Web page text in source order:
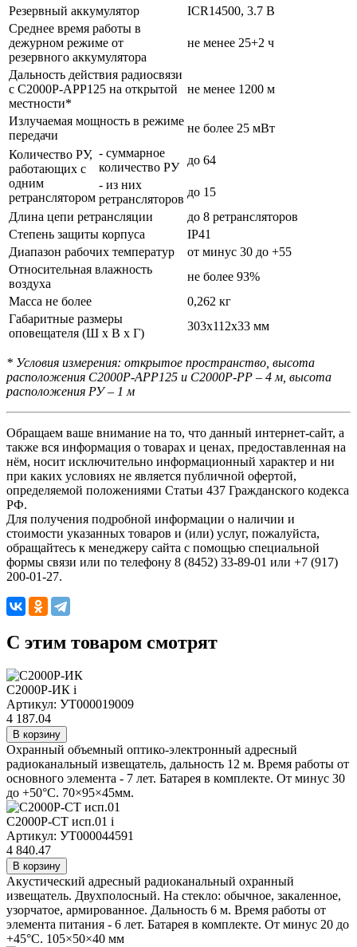
Резервный аккумулятор
ICR14500, 3.7 В
Среднее время работы в
дежурном режиме от
резервного аккумулятора
не менее 25+2 ч
Дальность действия радиосвязи
с С2000Р-АРР125 на открытой
местности*
не менее 1200 м
Излучаемая мощность в режиме
передачи
не более 25 мВт
Количество РУ,
работающих с
одним
ретранслятором
- суммарное
количество РУ
до 64
- из них
ретрансляторов
до 15
Длина цепи ретрансляции
до 8 ретрансляторов
Степень защиты корпуса
IP41
Диапазон рабочих температур
от минус 30 до +55
Относительная влажность
воздуха
не более 93%
Масса не более
0,262 кг
Габаритные размеры
оповещателя (Ш х В х Г)
303х112х33 мм
* Условия измерения: открытое пространство, высота
расположения С2000Р-АРР125 и С2000Р-РР – 4 м, высота
расположения РУ – 1 м
Обращаем ваше внимание на то, что данный интернет-сайт, а
также вся информация о товарах и ценах, предоставленная на
нём, носит исключительно информационный характер и ни
при каких условиях не является публичной офертой,
определяемой положениями Статьи 437 Гражданского кодекса
РФ.
Для получения подробной информации о наличии и
стоимости указанных товаров и (или) услуг, пожалуйста,
обращайтесь к менеджеру сайта с помощью специальной
формы связи или по телефону 8 (8452) 33-89-01 или +7 (917)
200-01-27.
C этим товаром смотрят
С2000Р-ИК i
Артикул: УТ000019009
4 187.04
В корзину
Охранный объемный оптико-электронный адресный
радиоканальный извещатель, дальность 12 м. Время работы от
основного элемента - 7 лет. Батарея в комплекте. От минус 30
до +50°С. 70×95×45мм.
С2000Р-СТ исп.01 i
Артикул: УТ000044591
4 840.47
В корзину
Акустический адресный радиоканальный охранный
извещатель. Двухполосный. На стекло: обычное, закаленное,
узорчатое, армированное. Дальность 6 м. Время работы от
элемента питания - 6 лет. Батарея в комплекте. От минус 20 до
+45°С. 105×50×40 мм